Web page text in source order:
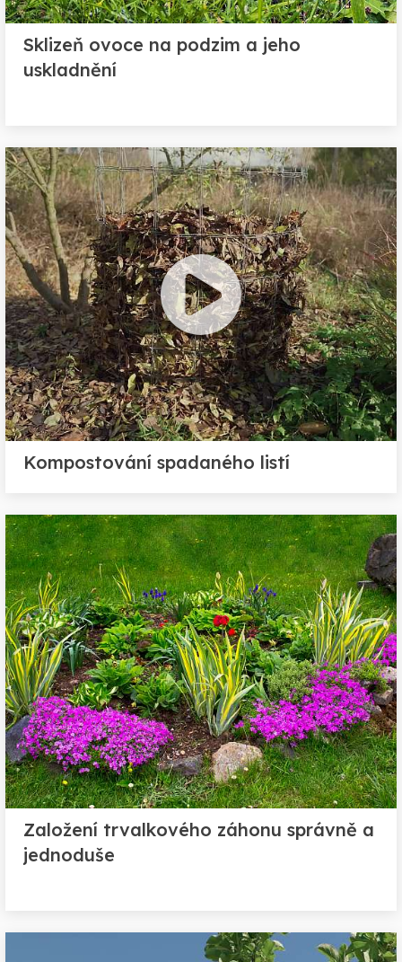
Sklizeň ovoce na podzim a jeho
uskladnění
Kompostování spadaného listí
Založení trvalkového záhonu správně a
jednoduše